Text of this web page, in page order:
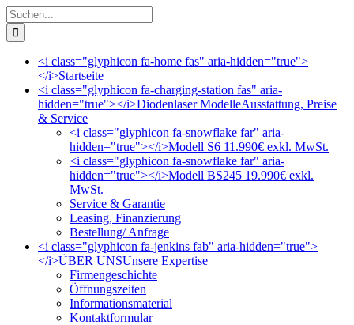
Zum
Inhalt
springen
Suche
nach:
<i class="glyphicon fa-home fas" aria-hidden="true">
</i>Startseite
<i class="glyphicon fa-charging-station fas" aria-
hidden="true"></i>Diodenlaser ModelleAusstattung, Preise
& Service
<i class="glyphicon fa-snowflake far" aria-
hidden="true"></i>Modell S6 11.990€ exkl. MwSt.
<i class="glyphicon fa-snowflake far" aria-
hidden="true"></i>Modell BS245 19.990€ exkl.
MwSt.
Service & Garantie
Leasing, Finanzierung
Bestellung/ Anfrage
<i class="glyphicon fa-jenkins fab" aria-hidden="true">
</i>ÜBER UNSUnsere Expertise
Firmengeschichte
Öffnungszeiten
Informationsmaterial
Kontaktformular